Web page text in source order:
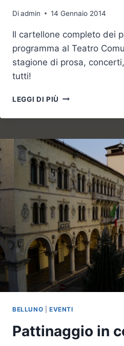
Diadmin 14 Gennaio 2014
Il cartellone completo dei
programma al Teatro
stagione di prosa,
tutti!
LEGGI DI PIÙ SPETTACOLI
TEATRO
BELLUNO EVENTI
Pattinaggio in